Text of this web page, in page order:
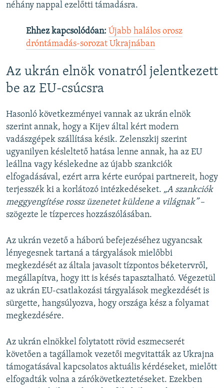
néhány nappal ezelőtti támadásra.
Ehhez kapcsolódóan: Újabb halálos orosz
dróntámadás-sorozat Ukrajnában
Az ukrán elnök vonatról jelentkezett
be az EU-csúcsra
Hasonló következményei vannak az ukrán elnök
szerint annak, hogy a Kijev által kért modern
vadászgépek szállítása késik. Zelenszkij szerint
ugyanilyen késleltető hatása lenne annak, ha az EU
leállna vagy késlekedne az újabb szankciók
elfogadásával, ezért arra kérte európai partnereit, hogy
terjesszék ki a korlátozó intézkedéseket. „A szankciók
meggyengítése rossz üzenetet küldene a világnak”–
szögezte le tízperces hozzászólásában.
Az ukrán vezető a háború befejezéséhez ugyancsak
lényegesnek tartaná a tárgyalások mielőbbi
megkezdését az általa javasolt tízpontos béketervről,
megállapítva, hogy itt is késés tapasztalható. Végezetül
az ukrán EU-csatlakozási tárgyalások megkezdését is
sürgette, hangsúlyozva, hogy országa kész a folyamat
megkezdésére.
Az ukrán elnökkel folytatott rövid eszmecserét
követően a tagállamok vezetői megvitatták az Ukrajna
támogatásával kapcsolatos aktuális kérdéseket, mielőtt
elfogadták volna a zárókövetkeztetéseket. Ezekben